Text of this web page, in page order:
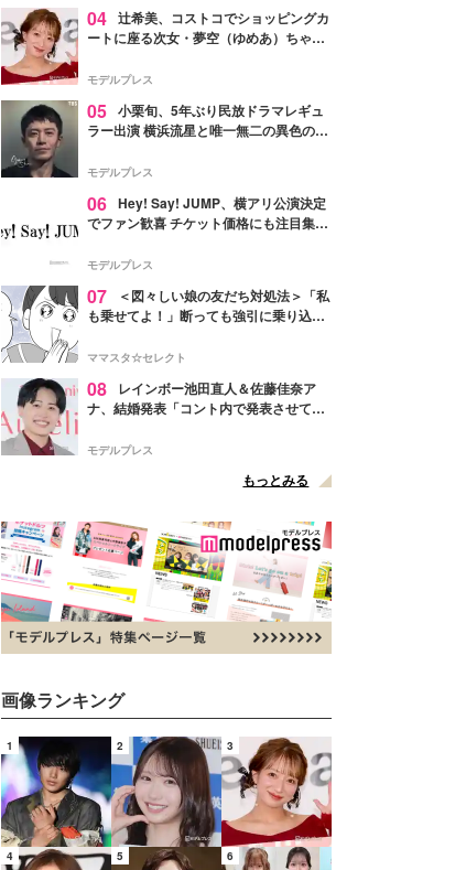
04 辻希美、コストコでショッピングカ
ートに座る次女・夢空（ゆめあ）ちゃん
ぎ」「成長を感じる」の声
モデルプレス
05 小栗旬、5年ぶり民放ドラマレギュ
ラー出演 横浜流星と唯一無二の異色のバ
モデルプレス
06 Hey! Say! JUMP、横アリ公演決定
でファン歓喜 チケット価格にも注目集ま
モデルプレス
07
＜図々しい娘の友だち対処法＞「私
も乗せてよ！」断っても強引に乗り込ん
ママスタ☆セレクト
08
レインボー池田直人＆佐藤佳奈ア
ナ、結婚発表「コント内で発表させてい
点変更のため
モデルプレス
もっとみる
画像ランキング
1 2 3
4 5 6